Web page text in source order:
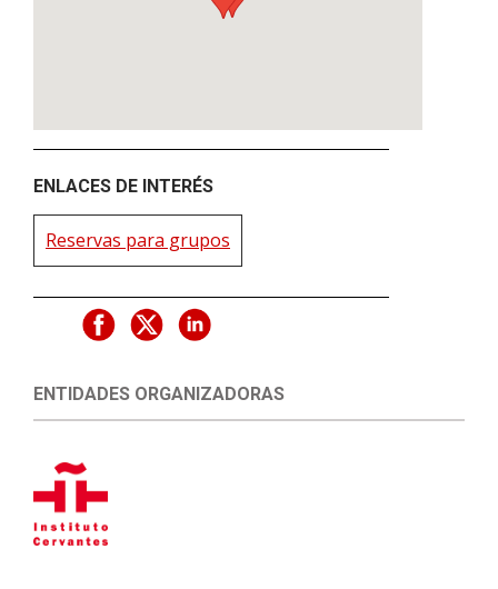
ENLACES DE INTERÉS
Reservas para grupos
ENTIDADES ORGANIZADORAS